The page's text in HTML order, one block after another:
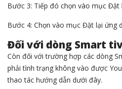
Bước 3: Tiếp đó chọn vào mục Đặt
Bước 4: Chọn vào mục Đặt lại ứng
Đối với dòng Smart
Còn đối với trường hợp các dòng
phải tình trạng không vào được
thao tác hướng dẫn dưới đây.